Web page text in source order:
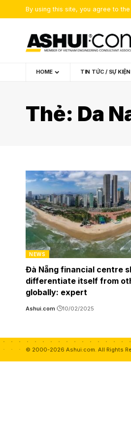
By using this site, you agree to the
HOME TIN TỨC / SỰ KIỆN
Thẻ: Da
NEWS
Đà Nẵng financial centre
differentiate itself from
globally: expert
Ashui.com 10/02/2025
© 2000-2026 Ashui.com. All Rights